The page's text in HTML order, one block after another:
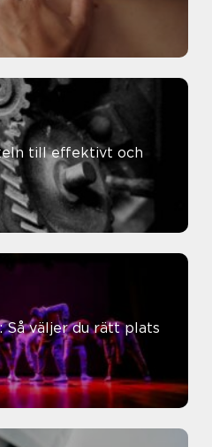
till effektivt och
Så väljer du rätt plats